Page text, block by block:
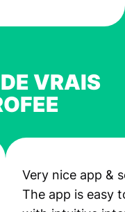
VRAIS
Very nice app &
The app is easy